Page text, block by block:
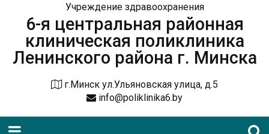
Учреждение здравоохранения
6-я центральная районная
клиническая поликлиника
Ленинского района г. Минска
г.Минск ул.Ульяновская улица, д.5
info@poliklinika6.by